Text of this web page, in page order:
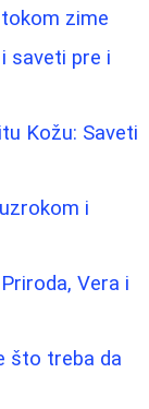
zime
saveti pre i
Kožu: Saveti
i
Vera i
što treba da